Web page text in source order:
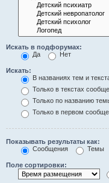
Искать в подфорумах:
Да
Нет
Искать:
В названиях тем и
Только в текстах
Только по названию
Только в первом
Показывать результаты как:
Сообщения
Темы
Поле сортировки: